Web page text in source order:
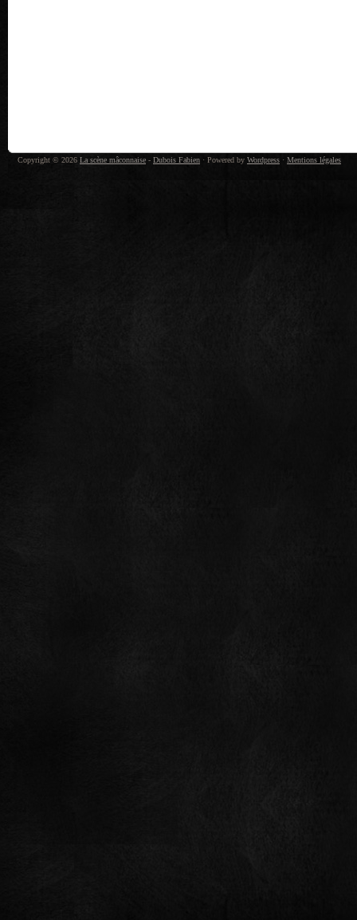
Copyright © 2026 La scène mâconnaise - Dubois Fabien · Powered by Wordpress · Mentions légales